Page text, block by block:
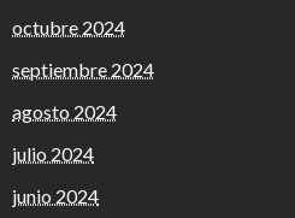
octubre 2024
septiembre 2024
agosto 2024
julio 2024
junio 2024